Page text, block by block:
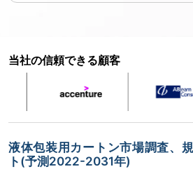
当社の信頼できる顧客
液体包装用カートン市場調査、
ト(予測2022-2031年)